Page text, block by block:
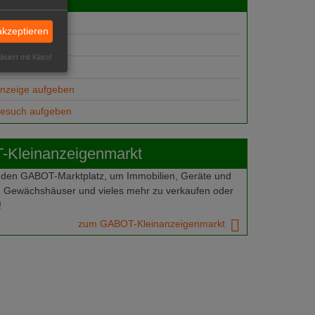
aufgeben
aufgeben
Kleinanzeigenmarkt
GABOT-Marktplatz, um Immobilien, Geräte und
Gewächshäuser und vieles mehr zu verkaufen oder
zum GABOT-Kleinanzeigenmarkt
mit Klaro!